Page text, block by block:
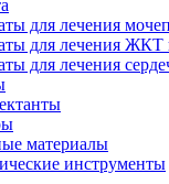
для лечения
для лечения ЖКТ
для лечения
материалы
инструменты